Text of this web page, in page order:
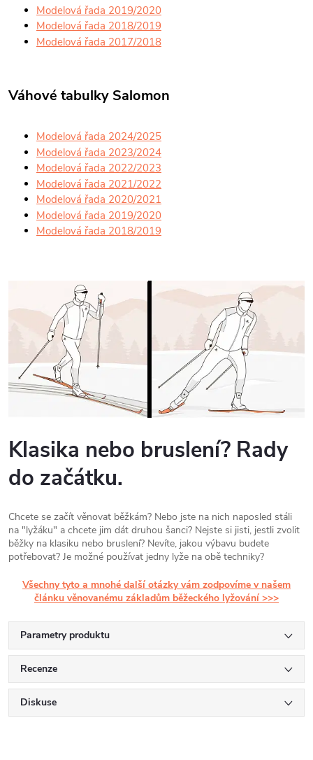
Modelová řada 2019/2020
Modelová řada 2018/2019
Modelová řada 2017/2018
Váhové tabulky Salomon
Modelová řada 2024/2025
Modelová řada 2023/2024
Modelová řada 2022/2023
Modelová řada 2021/2022
Modelová řada 2020/2021
Modelová řada 2019/2020
Modelová řada 2018/2019
Klasika nebo bruslení? Rady
do začátku.
Chcete se začít věnovat běžkám? Nebo jste na nich naposled stáli
na "lyžáku" a chcete jim dát druhou šanci? Nejste si jisti, jestli zvolit
běžky na klasiku nebo bruslení? Nevíte, jakou výbavu budete
potřebovat? Je možné používat jedny lyže na obě techniky?
Všechny tyto a mnohé další otázky vám zodpovíme v našem
článku věnovanému základům běžeckého lyžování >>>
Parametry produktu
Recenze
Diskuse